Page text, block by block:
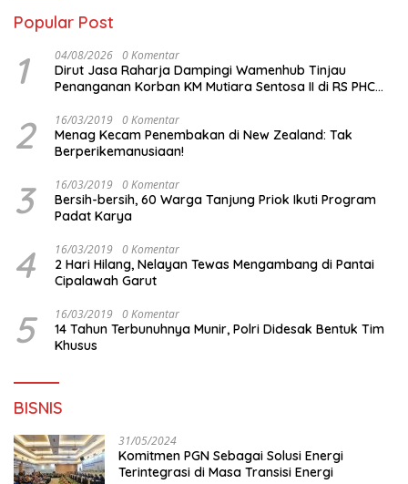
Popular Post
1 04/08/2026 0 Komentar
Dirut Jasa Raharja Dampingi Wamenhub Tinjau
Penanganan Korban KM Mutiara Sentosa II di RS PHC
2 16/03/2019 0 Komentar
Menag Kecam Penembakan di New Zealand: Tak
Berperikemanusiaan!
3 16/03/2019 0 Komentar
Bersih-bersih, 60 Warga Tanjung Priok Ikuti Program
Padat Karya
4 16/03/2019 0 Komentar
2 Hari Hilang, Nelayan Tewas Mengambang di Pantai
Cipalawah Garut
5 16/03/2019 0 Komentar
14 Tahun Terbunuhnya Munir, Polri Didesak Bentuk Tim
Khusus
BISNIS
31/05/2024
Komitmen PGN Sebagai Solusi Energi
Terintegrasi di Masa Transisi Energi